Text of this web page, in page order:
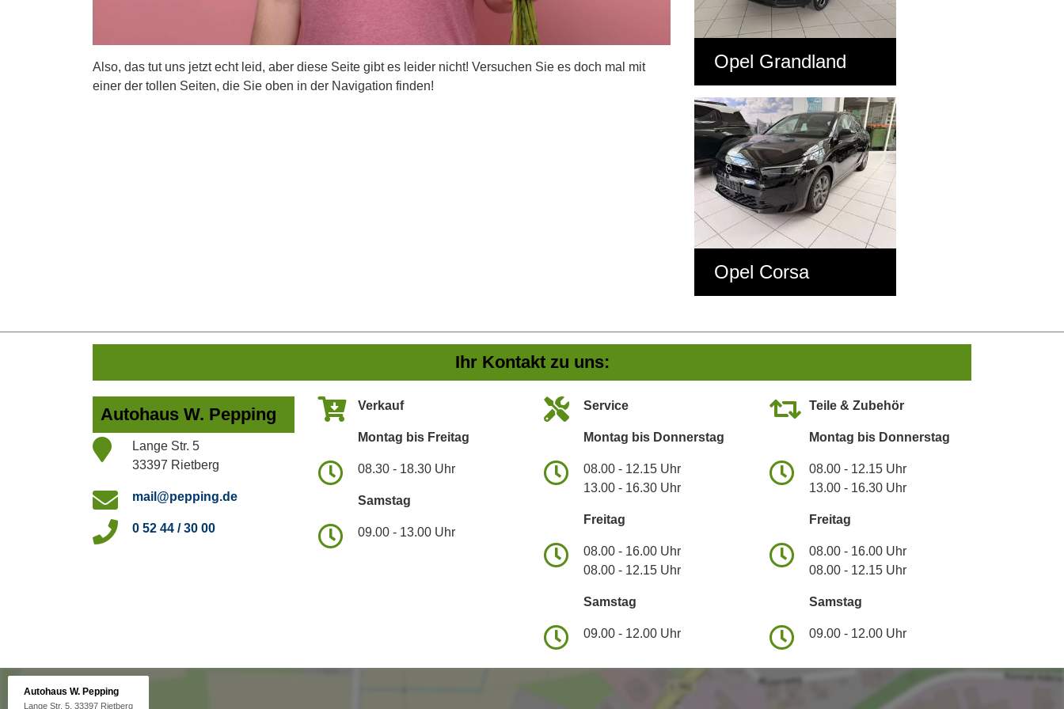
Also, das tut uns jetzt echt leid, aber diese Seite gibt es leider nicht! Versuchen Sie es doch mal mit
einer der tollen Seiten, die Sie oben in der Navigation finden!
Opel Grandland
Opel Corsa
Ihr Kontakt zu uns:
Autohaus W. Pepping
Lange Str. 5
33397 Rietberg
mail@pepping.de
0 52 44 / 30 00
Verkauf
Montag bis Freitag
08.30 - 18.30 Uhr
Samstag
09.00 - 13.00 Uhr
Service
Montag bis Donnerstag
08.00 - 12.15 Uhr
13.00 - 16.30 Uhr
Freitag
08.00 - 16.00 Uhr
08.00 - 12.15 Uhr
Samstag
09.00 - 12.00 Uhr
Teile & Zubehör
Montag bis Donnerstag
08.00 - 12.15 Uhr
13.00 - 16.30 Uhr
Freitag
08.00 - 16.00 Uhr
08.00 - 12.15 Uhr
Samstag
09.00 - 12.00 Uhr
Autohaus W. Pepping
Lange Str. 5, 33397 Rietberg